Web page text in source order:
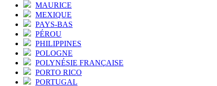
MAURICE
MEXIQUE
PAYS-BAS
PÉROU
PHILIPPINES
POLOGNE
POLYNÉSIE FRANÇAISE
PORTO RICO
PORTUGAL